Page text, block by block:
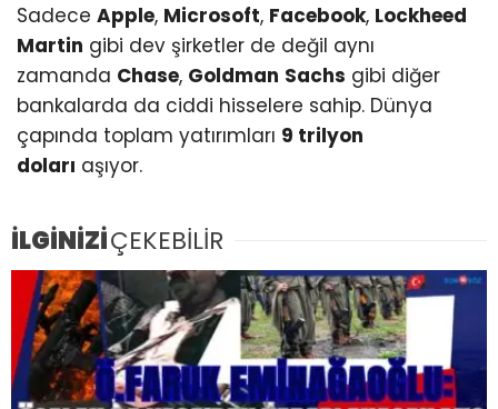
Sadece Apple, Microsoft, Facebook, Lockheed
Martin gibi dev şirketler de değil aynı
zamanda Chase, Goldman Sachs gibi diğer
bankalarda da ciddi hisselere sahip. Dünya
çapında toplam yatırımları 9 trilyon
doları aşıyor.
İLGİNİZİÇEKEBİLİR